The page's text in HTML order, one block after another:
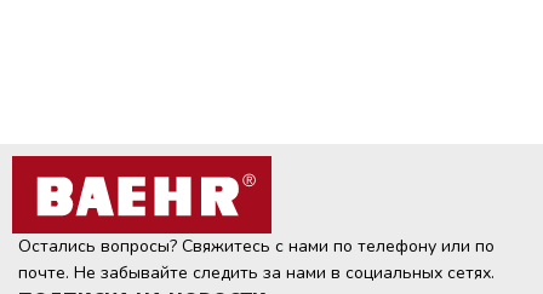
Остались вопросы? Свяжитесь с нами по телефону или по
почте. Не забывайте следить за нами в социальных сетях.